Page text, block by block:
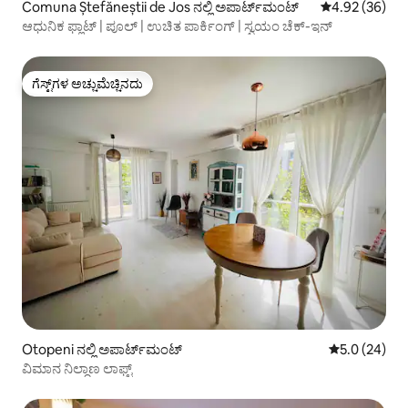
Comuna Ștefăneștii de Jos ನಲ್ಲಿ ಅಪಾರ್ಟ್‌ಮಂಟ್ 5 ರಲ್ಲಿ 4.92
4.92 (36)
ಆಧುನಿಕ ಫ್ಲಾಟ್ | ಪೂಲ್ | ಉಚಿತ ಪಾರ್ಕಿಂಗ್ | ಸ್ವಯಂ ಚೆಕ್-ಇನ್
ಗೆಸ್ಟ್‌ಗಳ ಅಚ್ಚುಮೆಚ್ಚಿನದು
ಗೆಸ್ಟ್‌ಗಳ ಅಚ್ಚುಮೆಚ್ಚಿನದು
Otopeni ನಲ್ಲಿ ಅಪಾರ್ಟ್‌ಮಂಟ್ 5 ರಲ್ಲಿ 5.0
5.0 (24)
ವಿಮಾನ ನಿಲ್ದಾಣ ಲಾಫ್ಟ್